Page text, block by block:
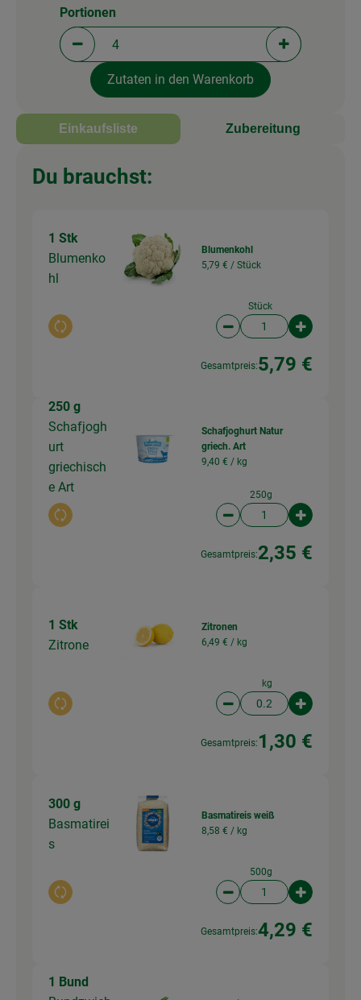
Portionen verringern (aktuell 4 Portionen
Portionen
Portionen
Zutaten in den Warenkorb
Einkaufsliste Zubereitung
Du brauchst:
1 Stk
Blumenko
hl
Auswahl ändern
Blumenkohl
5,79 € / Stück
Stück
Artikelanzahl
Gesamtpreis:5,79 €
250 g
Schafjogh
urt
griechisch
e Art
Auswahl ändern
Schafjoghurt Natur
griech. Art
9,40 € / kg
250g
Artikelanzahl
Gesamtpreis:2,35 €
1 Stk
Zitrone
Auswahl ändern
Zitronen
6,49 € / kg
kg
Artikelanzahl
Gesamtpreis: 1,30 €
300 g
Basmatirei
s
Auswahl ändern
Basmatireis weiß
8,58 € / kg
500g
Artikelanzahl
Gesamtpreis:4,29 €
1 Bund